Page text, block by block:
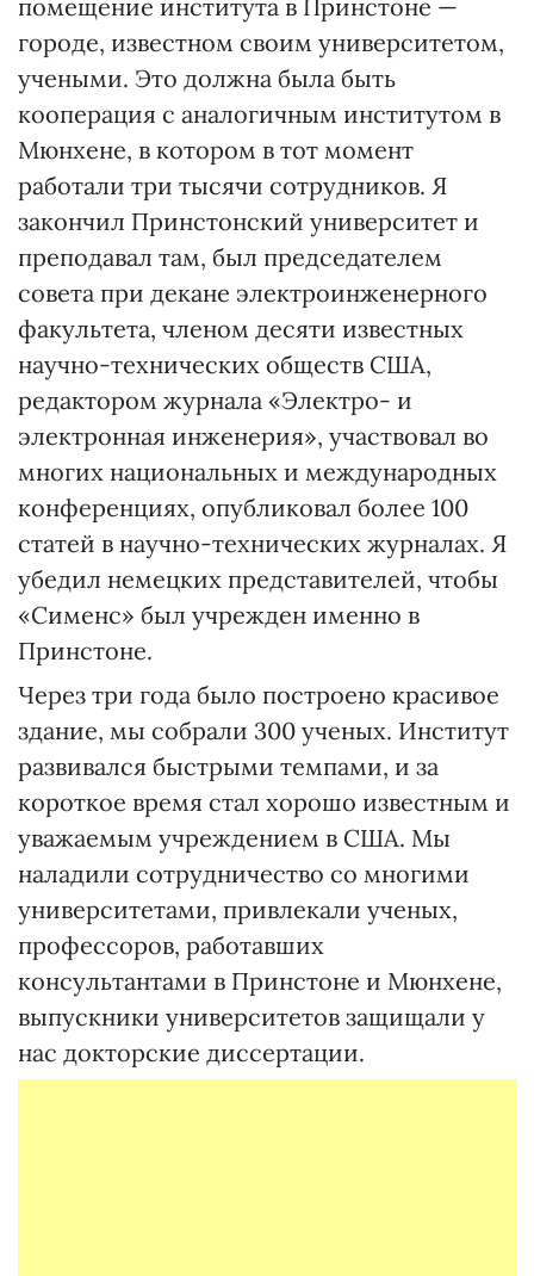
помещение института в Принстоне —
городе, известном своим университетом,
учеными. Это должна была быть
кооперация с аналогичным институтом в
Мюнхене, в котором в тот момент
работали три тысячи сотрудников. Я
закончил Принстонский университет и
преподавал там, был председателем
совета при декане электроинженерного
факультета, членом десяти известных
научно-технических обществ США,
редактором журнала «Электро- и
электронная инженерия», участвовал во
многих национальных и международных
конференциях, опубликовал более 100
статей в научно-технических журналах. Я
убедил немецких представителей, чтобы
«Сименс» был учрежден именно в
Принстоне.
Через три года было построено красивое
здание, мы собрали 300 ученых. Институт
развивался быстрыми темпами, и за
короткое время стал хорошо известным и
уважаемым учреждением в США. Мы
наладили сотрудничество со многими
университетами, привлекали ученых,
профессоров, работавших
консультантами в Принстоне и Мюнхене,
выпускники университетов защищали у
нас докторские диссертации.